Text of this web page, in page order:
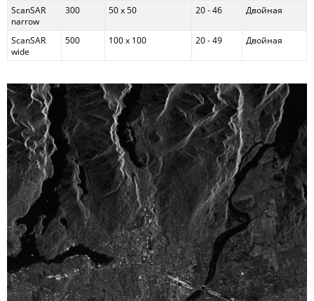
ScanSAR
narrow
300 50 x 50 20 - 46 Двойная
ScanSAR
wide
500 100 x 100 20 - 49 Двойная